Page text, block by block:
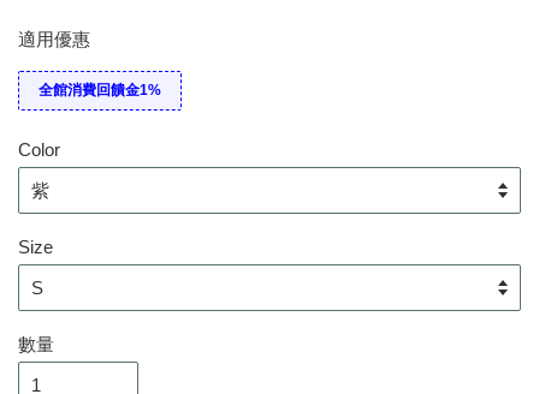
適用優惠
全館消費回饋金1%
Color
Size
數量